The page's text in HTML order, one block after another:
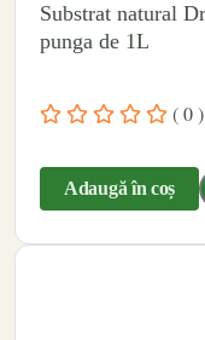
Substrat natural
punga de 1L
( 0 )
Adaugă în coș